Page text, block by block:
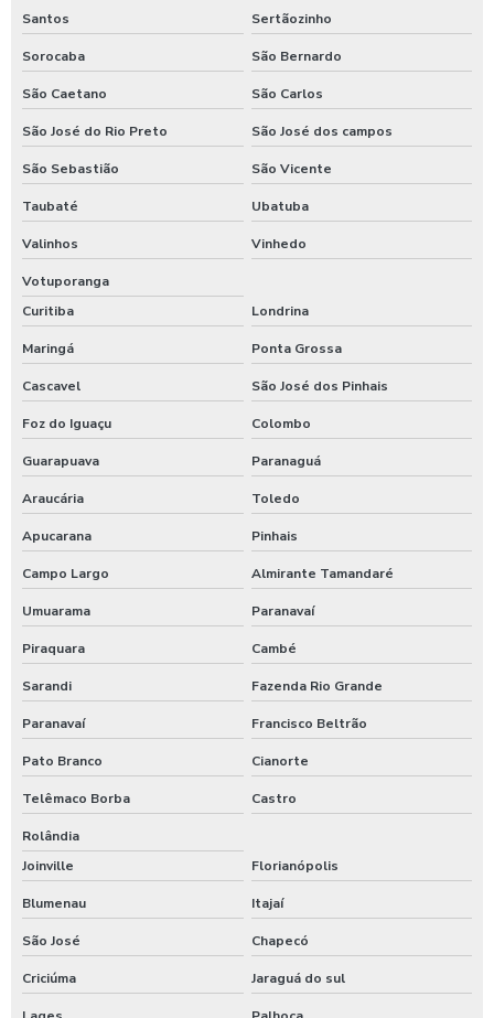
Santos Sertãozinho
Sorocaba São Bernardo
São Caetano São Carlos
São José do Rio Preto São José dos campos
São Sebastião São Vicente
Taubaté Ubatuba
Valinhos Vinhedo
Votuporanga
Curitiba
Londrina
Maringá Ponta Grossa
Cascavel São José dos Pinhais
Foz do Iguaçu Colombo
Guarapuava Paranaguá
Araucária Toledo
Apucarana Pinhais
Campo Largo Almirante Tamandaré
Umuarama Paranavaí
Piraquara Cambé
Sarandi Fazenda Rio Grande
Paranavaí Francisco Beltrão
Pato Branco Cianorte
Telêmaco Borba Castro
Rolândia
Joinville
Florianópolis
Blumenau Itajaí
São José Chapecó
Criciúma Jaraguá do sul